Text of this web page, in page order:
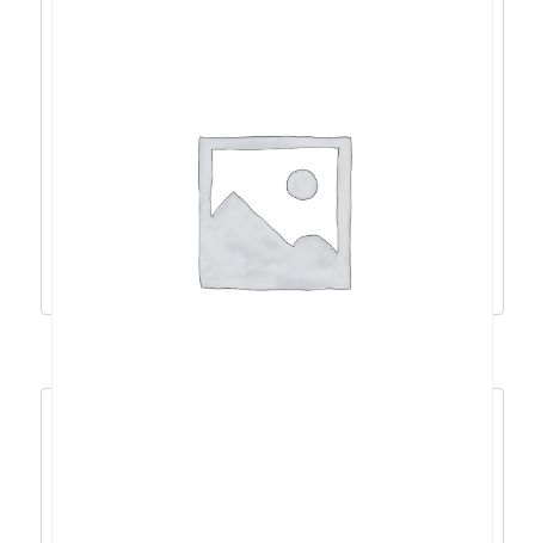
Lenovo E14 Gen6 U5-
125U/32GB/1TB/IntHD/14”/W11P –
21M7000KSC
1.463,96€ 1.317,57€